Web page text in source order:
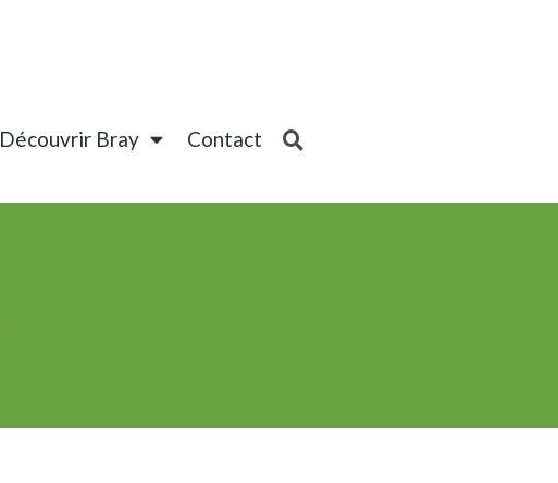
Découvrir Bray Contact